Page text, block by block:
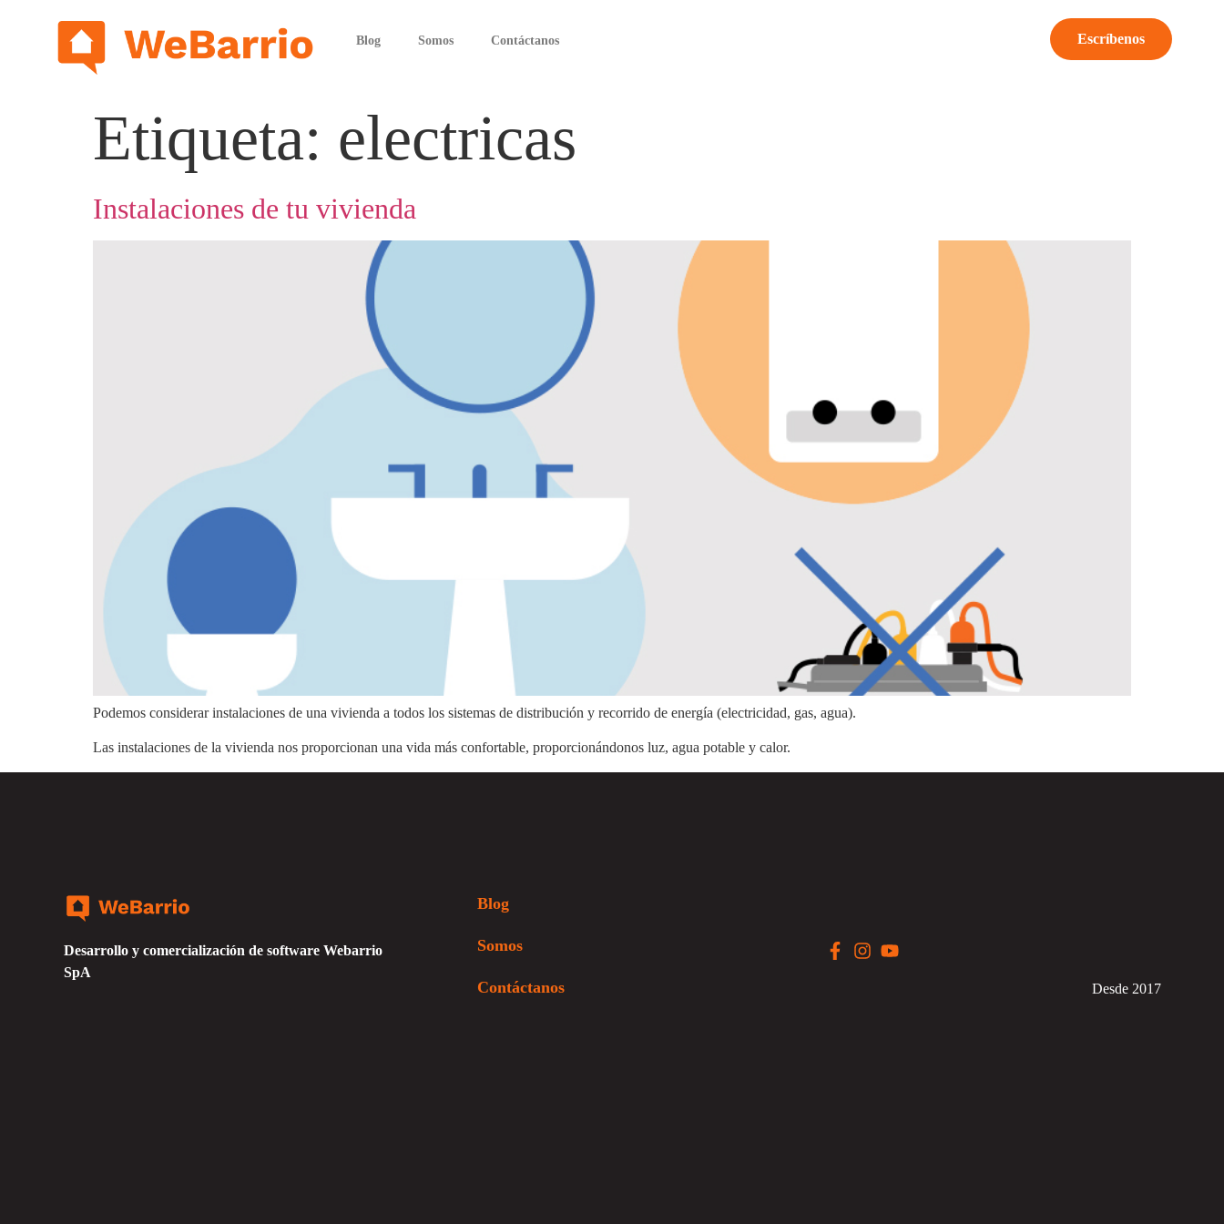
Blog Somos Contáctanos Escríbenos
Etiqueta: electricas
Instalaciones de tu vivienda
Podemos considerar instalaciones de una vivienda a todos los sistemas de distribución y recorrido de energía (electricidad, gas, agua).
Las instalaciones de la vivienda nos proporcionan una vida más confortable, proporcionándonos luz, agua potable y calor.
Desarrollo y comercialización de software Webarrio
SpA
Blog
Somos
Contáctanos Desde 2017